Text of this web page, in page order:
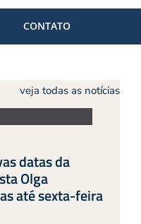
CONTATO
veja todas as notícias
datas da
Olga
até sexta-feira